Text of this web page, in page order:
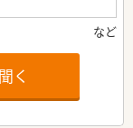
く